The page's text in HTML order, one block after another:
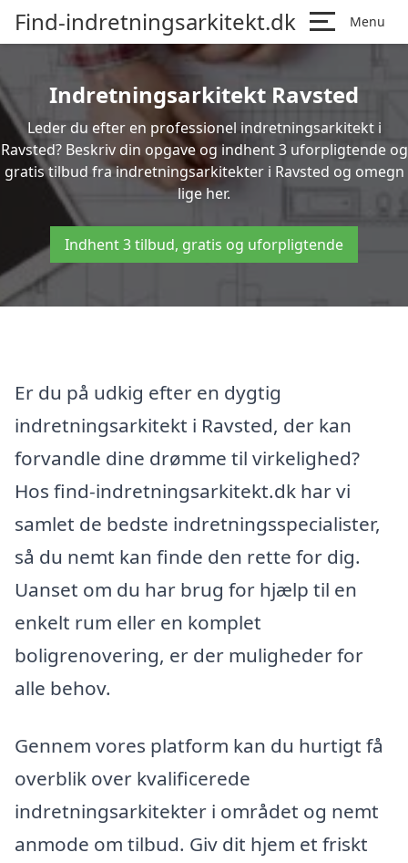
Find-indretningsarkitekt.dk Menu
Indretningsarkitekt Ravsted
Leder du efter en professionel indretningsarkitekt i
Ravsted? Beskriv din opgave og indhent 3 uforpligtende og
gratis tilbud fra indretningsarkitekter i Ravsted og omegn
lige her.
Indhent 3 tilbud, gratis og uforpligtende
Er du på udkig efter en dygtig
indretningsarkitekt i Ravsted, der kan
forvandle dine drømme til virkelighed?
Hos find-indretningsarkitekt.dk har vi
samlet de bedste indretningsspecialister,
så du nemt kan finde den rette for dig.
Uanset om du har brug for hjælp til en
enkelt rum eller en komplet
boligrenovering, er der muligheder for
alle behov.
Gennem vores platform kan du hurtigt få
overblik over kvalificerede
indretningsarkitekter i området og nemt
anmode om tilbud. Giv dit hjem et friskt